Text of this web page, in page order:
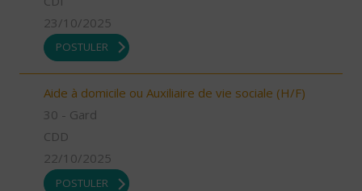
23/10/2025
POSTULER
Aide à domicile ou Auxiliaire de vie sociale (H/F)
30 - Gard
CDD
22/10/2025
POSTULER